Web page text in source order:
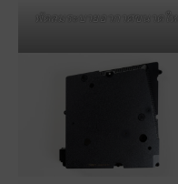
พัดลมระบายอากาศขนาดใ